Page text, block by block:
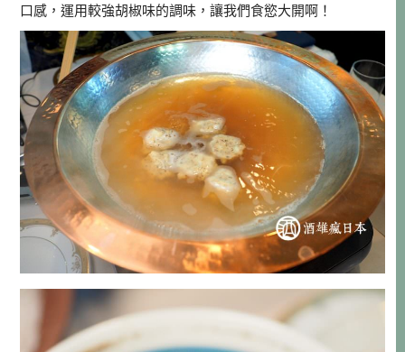
口感，運用較強胡椒味的調味，讓我們食慾大開啊！